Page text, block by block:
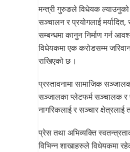
मन्त्री गुरुङले विधेयक ल्याउनुको
सञ्चालन र प्रयोगलाई मर्यादित,
सम्बन्धमा कानुन निर्माण गर्न
विधेयकमा एक करोडसम्म
राखिएको छ ।
प्रस्तावनामा सामाजिक
सञ्जालका प्लेटफर्म सञ्चालक र
नागरिकलाई र सञ्चार क्षेत्रलाई
प्रेस तथा अभिव्यक्ति
विभिन्न शाखाहरुले विधेयकमा